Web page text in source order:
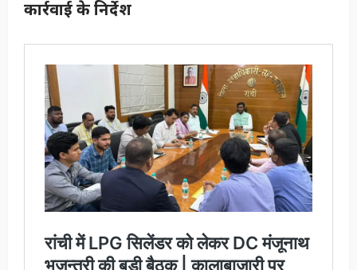
कार्रवाई के निर्देश